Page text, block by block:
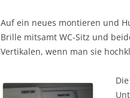
Auf ein neues montieren und
Brille mitsamt WC-Sitz und
Vertikalen, wenn man sie